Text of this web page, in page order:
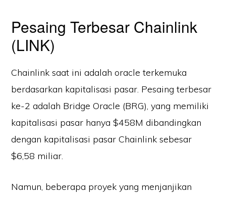
Pesaing Terbesar Chainlink
(LINK)
Chainlink saat ini adalah oracle terkemuka
berdasarkan kapitalisasi pasar. Pesaing terbesar
ke-2 adalah Bridge Oracle (BRG), yang memiliki
kapitalisasi pasar hanya $458M dibandingkan
dengan kapitalisasi pasar Chainlink sebesar
$6,58 miliar.
Namun, beberapa proyek yang menjanjikan